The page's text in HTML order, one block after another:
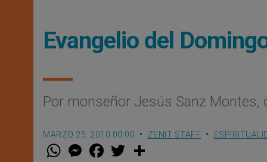
Evangelio del
Por monseñor Jesús Sanz Montes,
MARZO 25, 2010 00:00 ZENIT STAFF
W M
e
F
a w